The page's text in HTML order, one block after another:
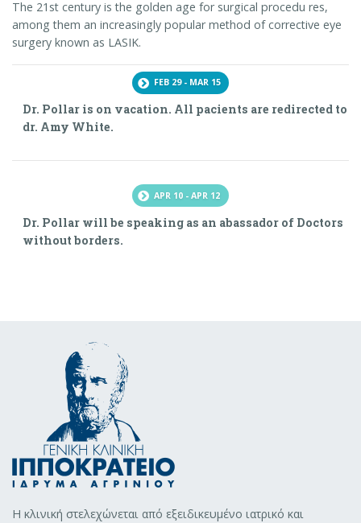
The 21st century is the golden age for surgical procedu res,
among them an increasingly popular method of corrective eye
surgery known as LASIK.
FEB 29 - MAR 15
Dr. Pollar is on vacation. All pacients are redirected to
dr. Amy White.
APR 10 - APR 12
Dr. Pollar will be speaking as an abassador of Doctors
without borders.
Η κλινική στελεχώνεται από εξειδικευμένο ιατρικό και